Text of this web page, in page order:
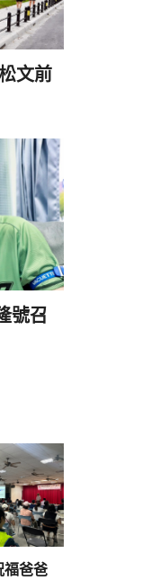
文前
號召
福爸爸